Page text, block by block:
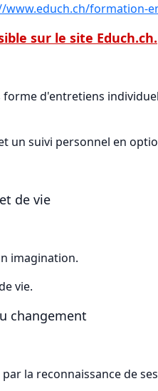
www.educh.ch/formation-
sur le site Educh.ch.
forme d'entretiens
un suivi personnel en
de vie
imagination.
vie.
changement
la reconnaissance de